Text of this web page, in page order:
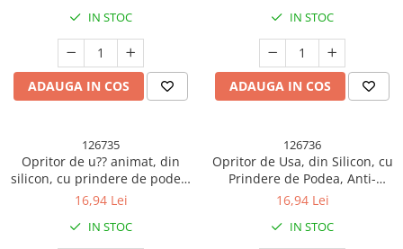
IN STOC
ADAUGA IN COS
IN STOC
ADAUGA IN COS
126735
Opritor de u?? animat, din
silicon, cu prindere de podea,
anti-coliziune, 5.5 x 5.5 x
16,94 Lei
IN STOC
126736
Opritor de Usa, din Silicon, cu
Prindere de Podea, Anti-
Coliziune, 5.5 x 5.5 x 5.5cm,
16,94 Lei
IN STOC